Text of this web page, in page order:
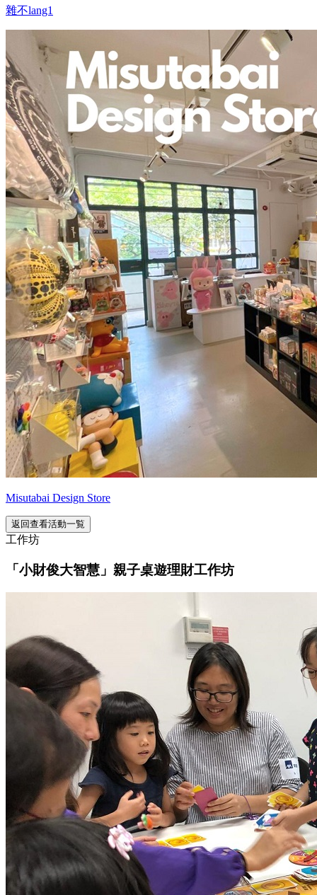
雜不lang1
Misutabai Design Store
返回查看活動一覧
工作坊
「小財俊大智慧」親子桌遊理財工作坊